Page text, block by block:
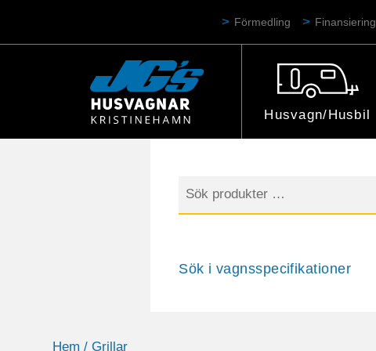
Förmedling Finansiering
Husvagn/Husbil
efter:
Sök i vagnsspecifikationer
Hem / Grillar